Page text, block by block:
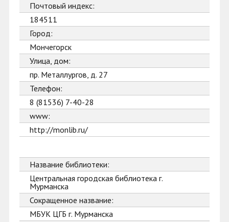
Почтовый индекс:
184511
Город:
Мончегорск
Улица, дом:
пр. Металлургов, д. 27
Телефон:
8 (81536) 7-40-28
www:
http://monlib.ru/
Название библиотеки:
Центральная городская библиотека г.
Мурманска
Сокращенное название:
МБУК ЦГБ г. Мурманска